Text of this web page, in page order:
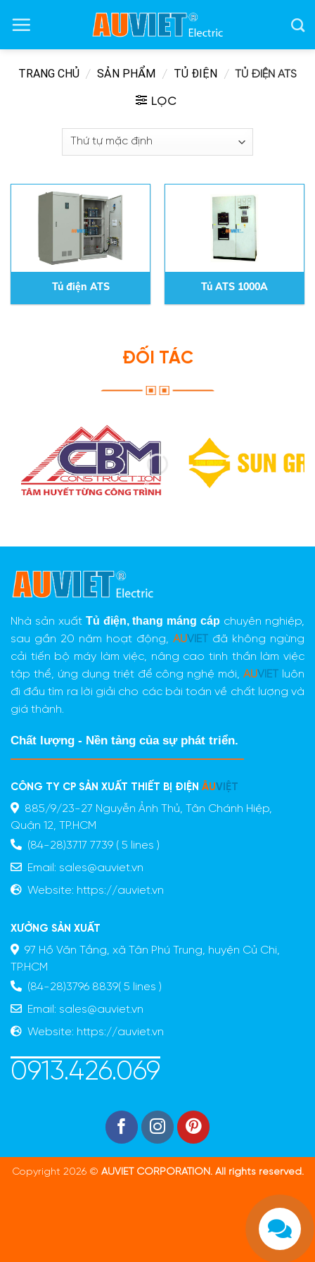
TRANG CHỦ / SẢN PHẨM / TỦ ĐIỆN / TỦ ĐIỆN ATS
LỌC
Tủ điện ATS Tủ ATS 1000A
ĐỐI TÁC
Nhà sản xuất Tủ điện,thang máng cáp chuyên nghiệp,
sau gần 20 năm hoạt động, AUVIET đã không ngừng
cải tiến bộ máy làm việc, nâng cao tinh thần làm việc
tập thể, ứng dụng triệt để công nghệ mới,AUVIET luôn
đi đầu tìm ra lời giải cho các bài toán về chất lượng và
giá thành.
Chất lượng - Nền tảng của sự phát triển.
CÔNG TY CP SẢN XUẤT THIẾT BỊ ĐIỆN ÂUVIỆT
885/9/23-27 Nguyễn Ảnh Thủ, Tân Chánh Hiệp,
Quận 12, TP.HCM
(84-28)3717 7739 ( 5 lines )
Email: sales@auviet.vn
Website: https://auviet.vn
XƯỞNG SẢN XUẤT
97 Hồ Văn Tắng, xã Tân Phú Trung, huyện Củ Chi,
TP.HCM
(84-28)3796 8839( 5 lines )
Email: sales@auviet.vn
Website: https://auviet.vn
0913.426.069
Copyright 2026 © AUVIET CORPORATION. All rights reserved.